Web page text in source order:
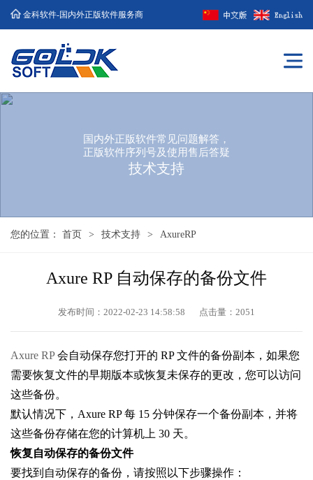
金科软件-国内外正版软件服务商
国内外正版软件常见问题解答，
正版软件序列号及使用售后答疑
技术支持
您的位置： 首页 > 技术支持 > AxureRP
Axure RP 自动保存的备份文件
发布时间：2022-02-23 14:58:58 点击量： 2051
Axure RP会自动保存您打开的 RP 文件的备份副本，如果您
需要恢复文件的早期版本或恢复未保存的更改，您可以访问
这些备份。
默认情况下，Axure RP 每 15 分钟保存一个备份副本，并将
这些备份存储在您的计算机上 30 天。
恢复自动保存的备份文件
要找到自动保存的备份，请按照以下步骤操作：